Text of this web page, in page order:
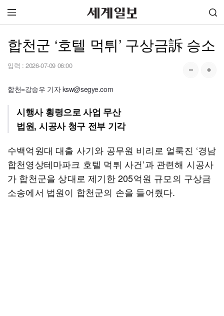
합천군 ‘호텔 먹튀’ 구상금訴 승소
입력 : 2026-07-09 06:00
합천=강승우 기자 ksw@segye.com
시행사 횡령으로 사업 무산
법원, 시공사 청구 전부 기각
수백억원대 대출 사기와 공무원 비리로 얼룩진 ‘경남
합천영상테마파크 호텔 먹튀 사건’과 관련해 시공사
가 합천군을 상대로 제기한 205억원 규모의 구상금
소송에서 법원이 합천군의 손을 들어줬다.